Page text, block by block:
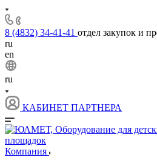
8 (4832) 34-41-41 отдел закупок и
ru
en
ru
КАБИНЕТ ПАРТНЕРА
Компания